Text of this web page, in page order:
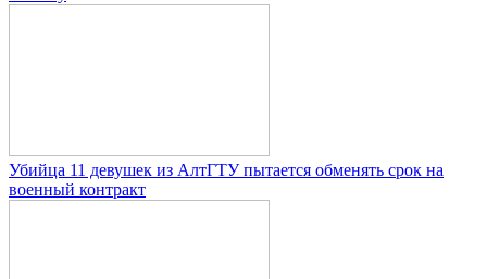
Убийца 11 девушек из АлтГТУ пытается обменять срок на
военный контракт